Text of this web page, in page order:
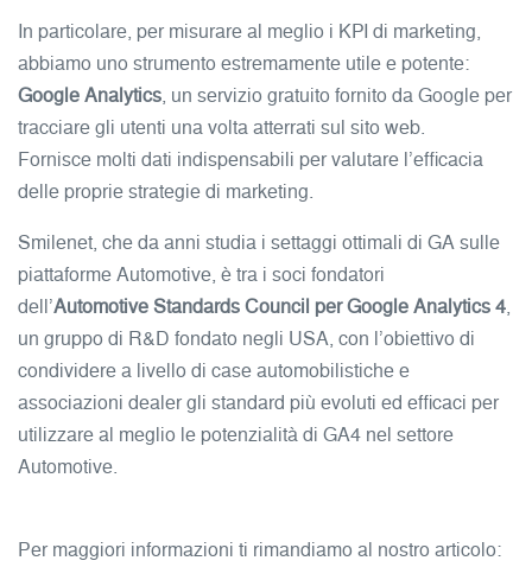
In particolare, per misurare al meglio i KPI di marketing,
abbiamo uno strumento estremamente utile e potente:
Google Analytics, un servizio gratuito fornito da Google per
tracciare gli utenti una volta atterrati sul sito web.
Fornisce molti dati indispensabili per valutare l’efficacia
delle proprie strategie di marketing.
Smilenet, che da anni studia i settaggi ottimali di GA sulle
piattaforme Automotive, è tra i soci fondatori
dell’Automotive Standards Council per Google Analytics 4,
un gruppo di R&D fondato negli USA, con l’obiettivo di
condividere a livello di case automobilistiche e
associazioni dealer gli standard più evoluti ed efficaci per
utilizzare al meglio le potenzialità di GA4 nel settore
Automotive.
Per maggiori informazioni ti rimandiamo al nostro articolo: